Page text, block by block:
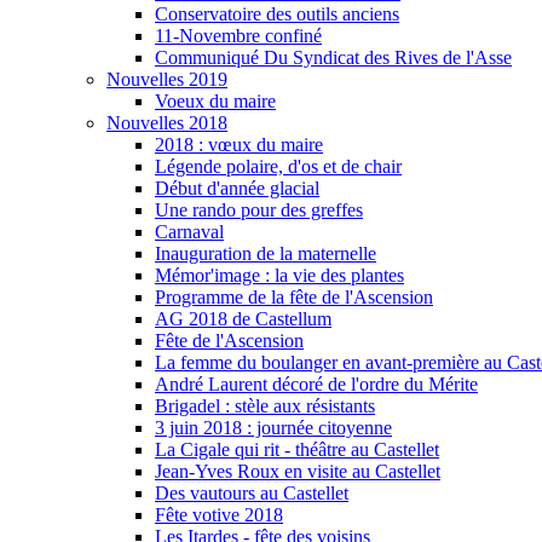
Conservatoire des outils anciens
11-Novembre confiné
Communiqué Du Syndicat des Rives de l'Asse
Nouvelles 2019
Voeux du maire
Nouvelles 2018
2018 : vœux du maire
Légende polaire, d'os et de chair
Début d'année glacial
Une rando pour des greffes
Carnaval
Inauguration de la maternelle
Mémor'image : la vie des plantes
Programme de la fête de l'Ascension
AG 2018 de Castellum
Fête de l'Ascension
La femme du boulanger en avant-première au
André Laurent décoré de l'ordre du Mérite
Brigadel : stèle aux résistants
3 juin 2018 : journée citoyenne
La Cigale qui rit - théâtre au Castellet
Jean-Yves Roux en visite au Castellet
Des vautours au Castellet
Fête votive 2018
Les Itardes - fête des voisins